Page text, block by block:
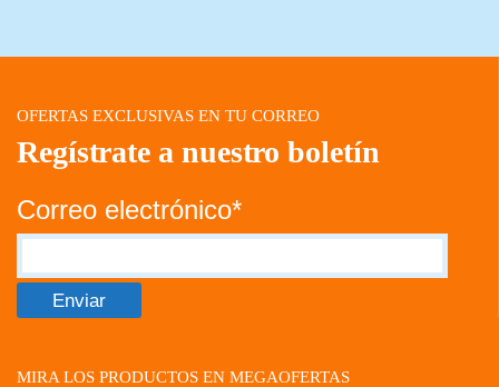
OFERTAS EXCLUSIVAS EN TU CORREO
Regístrate a nuestro boletín
Correo electrónico*
MIRA LOS PRODUCTOS EN MEGAOFERTAS